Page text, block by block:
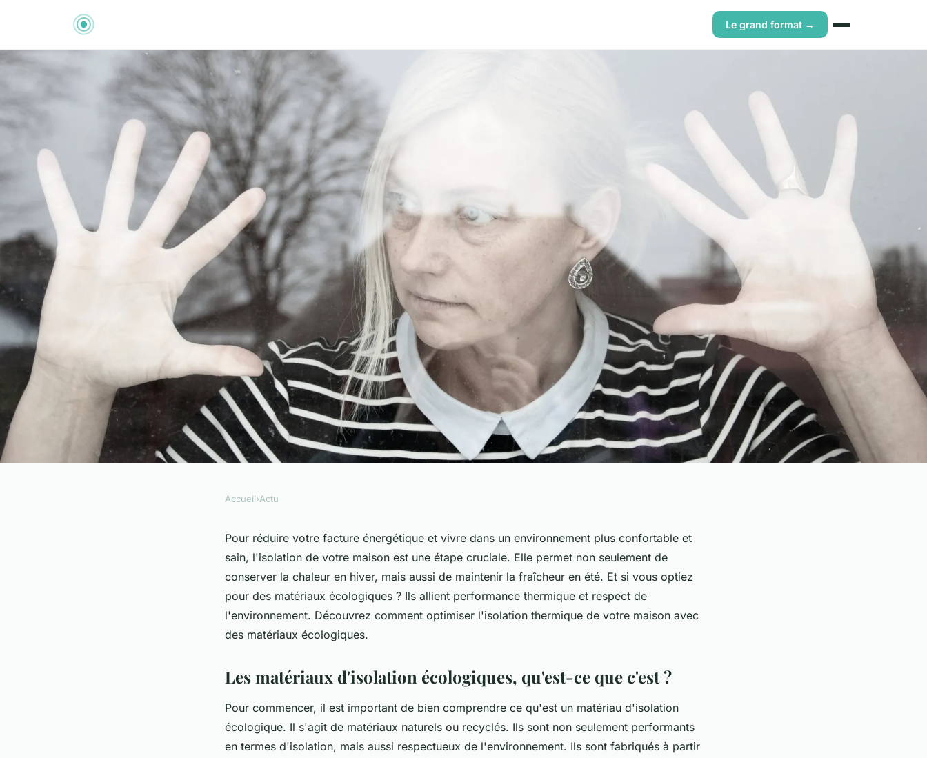
Le grand format →
Comment optimiser l'isolation
thermique de votre maison avec des
matériaux écologiques ?
Accueil›Actu
Pour réduire votre facture énergétique et vivre dans un environnement plus confortable et
sain, l'isolation de votre maison est une étape cruciale. Elle permet non seulement de
conserver la chaleur en hiver, mais aussi de maintenir la fraîcheur en été. Et si vous optiez
pour des matériaux écologiques ? Ils allient performance thermique et respect de
l'environnement. Découvrez comment optimiser l'isolation thermique de votre maison avec
des matériaux écologiques.
Les matériaux d'isolation écologiques, qu'est-ce que c'est ?
Pour commencer, il est important de bien comprendre ce qu'est un matériau d'isolation
écologique. Il s'agit de matériaux naturels ou recyclés. Ils sont non seulement performants
en termes d'isolation, mais aussi respectueux de l'environnement. Ils sont fabriqués à partir